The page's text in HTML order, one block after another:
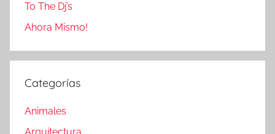
To The Dj’s
Ahora Mismo!
Categorías
Animales